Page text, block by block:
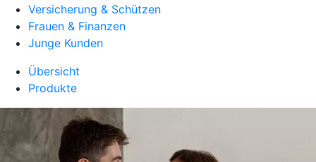
Versicherung & Schützen
Frauen & Finanzen
Junge Kunden
Übersicht
Produkte